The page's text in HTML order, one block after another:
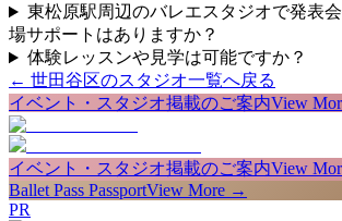
東松原駅周辺のバレエスタジオで発表
場サポートはありますか？
体験レッスンや見学は可能ですか？
← 世田谷区のスタジオ一覧へ戻る
イベント・スタジオ掲載のご案内View
イベント・スタジオ掲載のご案内View
Ballet Pass PassportView More →
PR